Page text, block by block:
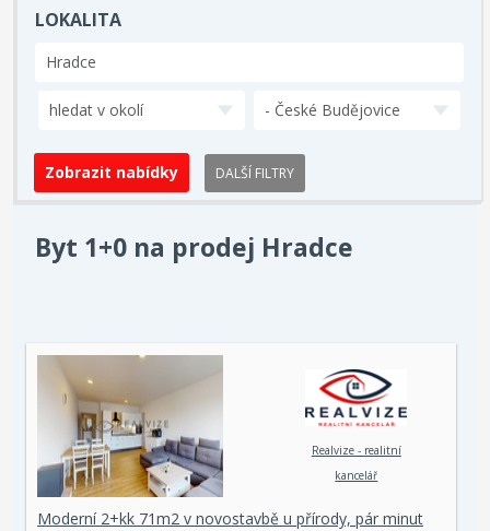
LOKALITA
hledat v okolí - České Budějovice
DALŠÍ FILTRY
Byt 1+0 na prodej Hradce
Realvize - realitní
kancelář
Moderní 2+kk 71m2 v novostavbě u přírody, pár minut